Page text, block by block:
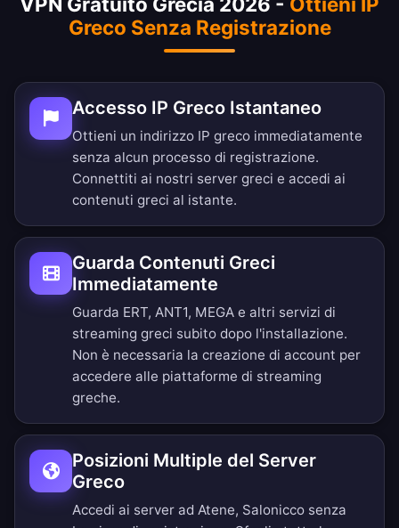
Greco Senza Registrazione
Accesso IP Greco Istantaneo
Ottieni un indirizzo IP greco immediatamente
senza alcun processo di registrazione.
Connettiti ai nostri server greci e accedi ai
contenuti greci al istante.
Guarda Contenuti Greci
Immediatamente
Guarda ERT, ANT1, MEGA e altri servizi di
streaming greci subito dopo l'installazione.
Non è necessaria la creazione di account per
accedere alle piattaforme di streaming
greche.
Posizioni Multiple del Server
Greco
Accedi ai server ad Atene, Salonicco senza